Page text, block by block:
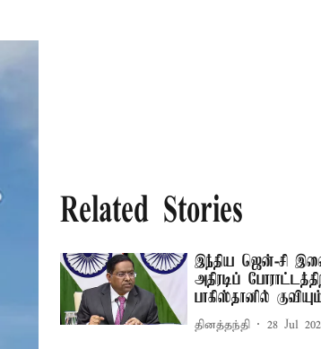
Related Stories
இந்திய ஜென்-சி
அதிரடிப்
பாகிஸ்தானில்
தினத்தந்தி 28 Jul